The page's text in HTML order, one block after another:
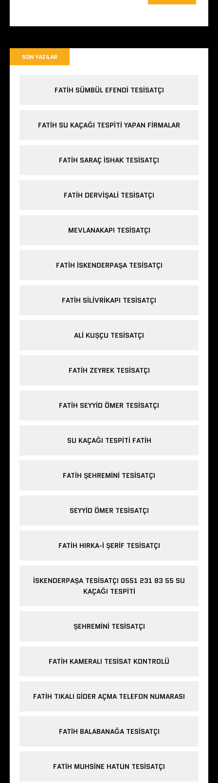
SON YAZILAR
FATIH SÜMBÜL EFENDI TESISATÇI
FATIH SU KAÇAĞI TESPITI YAPAN FIRMALAR
FATIH SARAÇ ISHAK TESISATÇI
FATIH DERVIŞALI TESISATÇI
MEVLANAKAPI TESISATÇI
FATIH ISKENDERPAŞA TESISATÇI
FATIH SILIVRIKAPI TESISATÇI
ALI KUŞÇU TESISATÇI
FATIH ZEYREK TESISATÇI
FATIH SEYYID ÖMER TESISATÇI
SU KAÇAĞI TESPITI FATIH
FATIH ŞEHREMINI TESISATÇI
SEYYID ÖMER TESISATÇI
FATIH HIRKA-I ŞERIF TESISATÇI
İSKENDERPAŞA TESISATÇI 0551 231 83 55 SU
KAÇAĞI TESPITI
ŞEHREMINI TESISATÇI
FATIH KAMERALI TESISAT KONTROLÜ
FATIH TIKALI GIDER AÇMA TELEFON NUMARASI
FATIH BALABANAĞA TESISATÇI
FATIH MUHSINE HATUN TESISATÇI